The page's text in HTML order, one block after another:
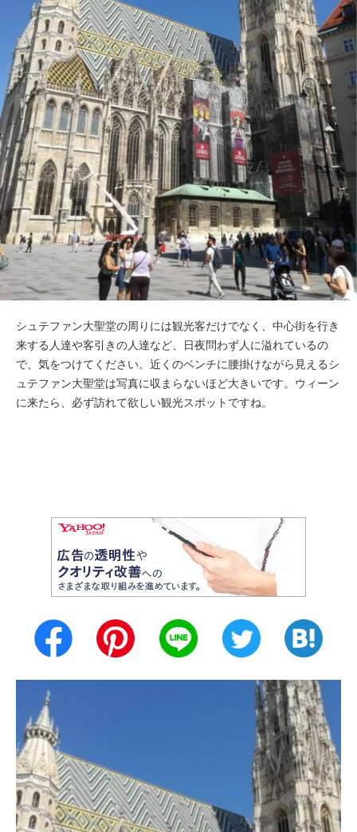
シュテファン大聖堂の周りには観光客だけでなく、中心街を行き
来する人達や客引きの人達など、日夜問わず人に溢れているの
で、気をつけてください。近くのベンチに腰掛けながら見えるシ
ュテファン大聖堂は写真に収まらないほど大きいです。ウィーン
に来たら、必ず訪れて欲しい観光スポットですね。